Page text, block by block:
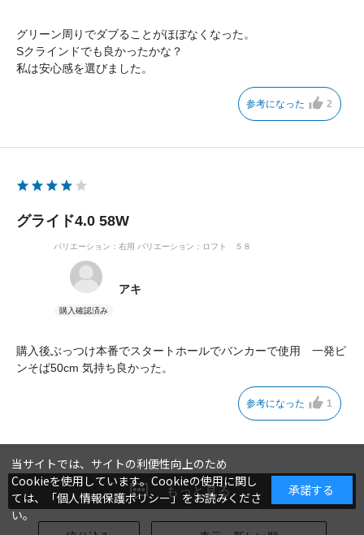
グリーン周りでダブることがほぼなくなった。
Sクラインドでも良かったかな？
私は安心感を選びました。
参考になった 2
グライド4.0 58W
バリエーション：右用 バリエーション：ロフト ５８
アキ
購入後ぶっつけ本番でスタートホールでバンカーで使用 一発ピ
ンそば50cm 気持ち良かった。
参考になった 1
もっと見る
当サイトでは、サイトの利便性向上のため
Cookieを使用しています。Cookieの使用に関し
ては、「個人情報保護ポリシー」をお読みくださ
い。
承諾する